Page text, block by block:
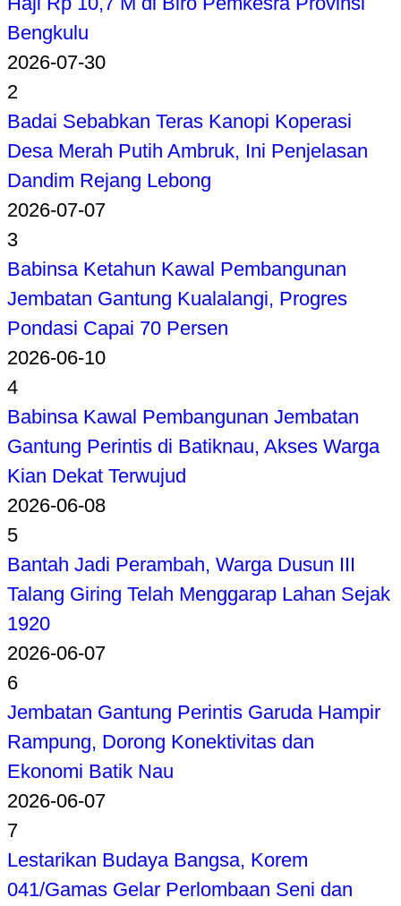
Bengkulu
2026-07-30
2
Badai Sebabkan Teras Kanopi Koperasi
Desa Merah Putih Ambruk, Ini Penjelasan
Dandim Rejang Lebong
2026-07-07
3
Babinsa Ketahun Kawal Pembangunan
Jembatan Gantung Kualalangi, Progres
Pondasi Capai 70 Persen
2026-06-10
4
Babinsa Kawal Pembangunan Jembatan
Gantung Perintis di Batiknau, Akses Warga
Kian Dekat Terwujud
2026-06-08
5
Bantah Jadi Perambah, Warga Dusun III
Talang Giring Telah Menggarap Lahan Sejak
1920
2026-06-07
6
Jembatan Gantung Perintis Garuda Hampir
Rampung, Dorong Konektivitas dan
Ekonomi Batik Nau
2026-06-07
7
Lestarikan Budaya Bangsa, Korem
041/Gamas Gelar Perlombaan Seni dan